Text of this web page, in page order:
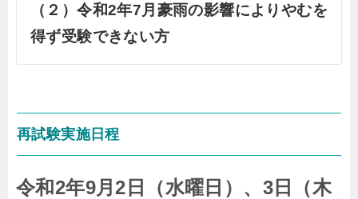
（２）令和2年7月豪雨の影響によりやむを
得ず受験できない方
再試験実施日程
令和2年9月2日（水曜日）、3日（木